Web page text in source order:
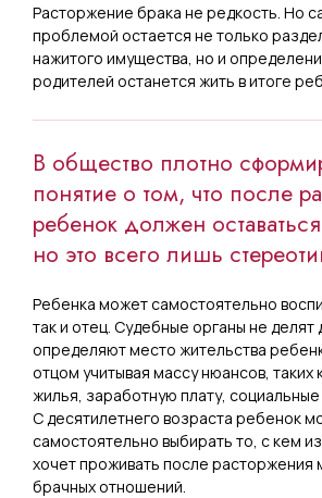
Расторжение брака не редкость. Но
проблемой остается не только
нажитого имущества, но и
родителей останется жить в итоге
В общество плотно
понятие о том, что после
ребенок должен
но это всего лишь
Ребенка может самостоятельно
так и отец. Судебные органы не делят
определяют место жительства
отцом учитывая массу нюансов, таких
жилья, заработную плату, социальные
С десятилетнего возраста ребенок
самостоятельно выбирать то, с кем
хочет проживать после расторжения
брачных отношений.